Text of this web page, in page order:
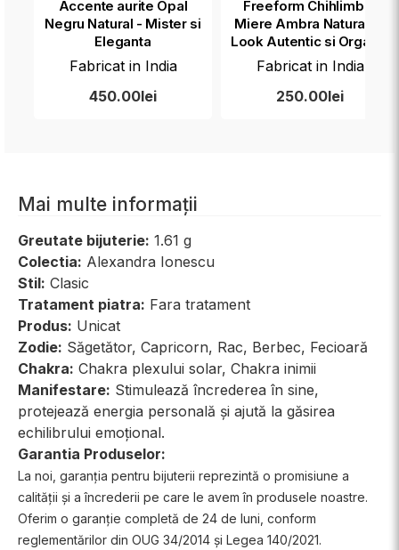
Accente aurite Opal
Negru Natural - Mister si
Eleganta
Fabricat in India
450.00lei
Freeform Chihlimbar
Miere Ambra Naturala -
Look Autentic si Organic
Fabricat in India
250.00lei
Mai multe informații
Greutate bijuterie: 1.61 g
Colectia: Alexandra Ionescu
Stil: Clasic
Tratament piatra: Fara tratament
Produs: Unicat
Zodie: Săgetător, Capricorn, Rac, Berbec, Fecioară
Chakra: Chakra plexului solar, Chakra inimii
Manifestare: Stimulează încrederea în sine,
protejează energia personală și ajută la găsirea
echilibrului emoțional.
Garantia Produselor:
La noi, garanția pentru bijuterii reprezintă o promisiune a
calității și a încrederii pe care le avem în produsele noastre.
Oferim o garanție completă de 24 de luni, conform
reglementărilor din OUG 34/2014 și Legea 140/2021.